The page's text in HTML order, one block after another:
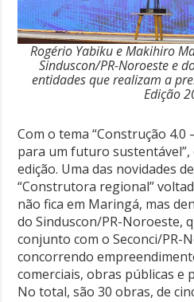
Rogério Yabiku e Makihiro
Sinduscon/PR-Noroeste e
entidades que realizam a
Edição
Com o tema “Construção 4.0
para um futuro sustentável”,
edição. Uma das novidades
“Construtora regional”
não fica em Maringá, mas
do Sinduscon/PR-Noroeste,
conjunto com o Seconci/PR-
concorrendo
comerciais, obras públicas e
No total, são 30 obras, de